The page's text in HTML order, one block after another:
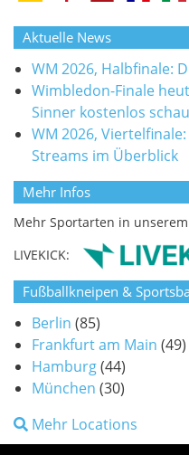
Aktuelle News
WM 2026, Halbfinale:
Wimbledon-Finale
Sinner kostenlos
WM 2026,
Streams im Überblick
Mehr Infos
Mehr Sportarten in
LIVEKICK:
Fußballkneipen &
Berlin (85)
Frankfurt am Main (49)
Hamburg(44)
München (30)
Mehr Locations